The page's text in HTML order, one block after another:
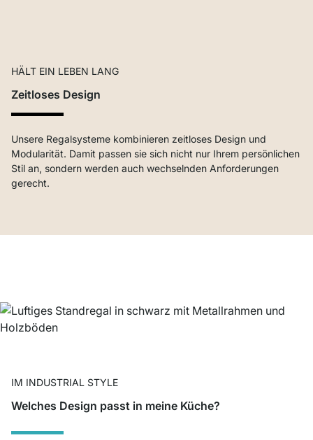
HÄLT EIN LEBEN LANG
Zeitloses Design
Unsere Regalsysteme kombinieren zeitloses Design und
Modularität. Damit passen sie sich nicht nur Ihrem persönlichen
Stil an, sondern werden auch wechselnden Anforderungen
gerecht.
IM INDUSTRIAL STYLE
Welches Design passt in meine Küche?